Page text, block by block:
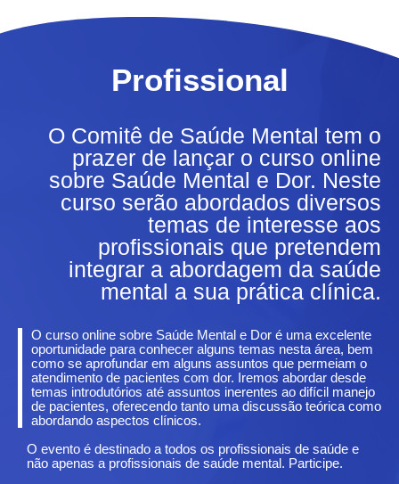
Profissional
O Comitê de Saúde Mental tem o
prazer de lançar o curso online
sobre Saúde Mental e Dor. Neste
curso serão abordados diversos
temas de interesse aos
profissionais que pretendem
integrar a abordagem da saúde
mental a sua prática clínica.
O curso online sobre Saúde Mental e Dor é uma excelente
oportunidade para conhecer alguns temas nesta área, bem
como se aprofundar em alguns assuntos que permeiam o
atendimento de pacientes com dor. Iremos abordar desde
temas introdutórios até assuntos inerentes ao difícil manejo
de pacientes, oferecendo tanto uma discussão teórica como
abordando aspectos clínicos.
O evento é destinado a todos os profissionais de saúde e
não apenas a profissionais de saúde mental. Participe.